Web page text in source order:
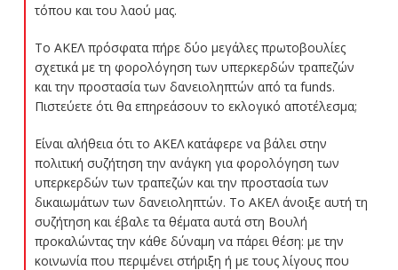
τόπου και του λαού μας.
Το ΑΚΕΛ πρόσφατα πήρε δύο μεγάλες πρωτοβουλίες
σχετικά με τη φορολόγηση των υπερκερδών τραπεζών
και την προστασία των δανειοληπτών από τα funds.
Πιστεύετε ότι θα επηρεάσουν το εκλογικό αποτέλεσμα;
Είναι αλήθεια ότι το ΑΚΕΛ κατάφερε να βάλει στην
πολιτική συζήτηση την ανάγκη για φορολόγηση των
υπερκερδών των τραπεζών και την προστασία των
δικαιωμάτων των δανειοληπτών. Το ΑΚΕΛ άνοιξε αυτή τη
συζήτηση και έβαλε τα θέματα αυτά στη Βουλή
προκαλώντας την κάθε δύναμη να πάρει θέση: με την
κοινωνία που περιμένει στήριξη ή με τους λίγους που